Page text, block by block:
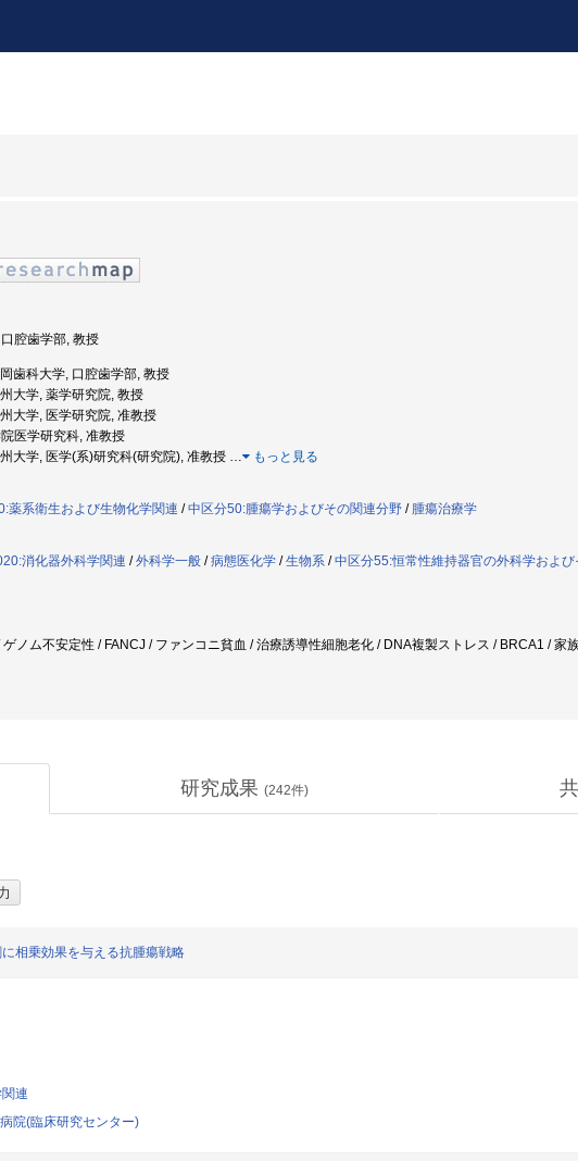
腔歯学部, 教授
歯科大学, 口腔歯学部, 教授
大学, 薬学研究院, 教授
大学, 医学研究院, 准教授
医学研究科, 准教授
大学, 医学(系)研究科(研究院), 准教授 … もっと見る
薬系衛生および生物化学関連 /中区分50:腫瘍学およびその関連分野 / 腫瘍治療学
消化器外科学関連 /外科学一般 /病態医化学 /生物系 /中区分55:恒常性維持器官の外科学およ
ノム不安定性 / FANCJ / ファンコニ貧血 / 治療誘導性細胞老化 / DNA複製ストレス / BRCA1 / 家
研究成果 (242件)
相乗効果を与える抗腫瘍戦略
連
院(臨床研究センター)